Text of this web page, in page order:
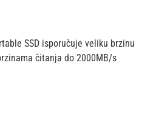
SSD isporučuje veliku brzinu
čitanja do 2000MB/s